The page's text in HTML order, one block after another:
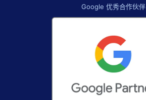
Google 优秀合作伙伴